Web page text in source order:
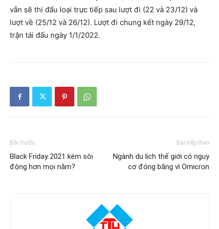
vẫn sẽ thi đấu loại trực tiếp sau lượt đi (22 và 23/12) và
lượt về (25/12 và 26/12). Lượt đi chung kết ngày 29/12,
trận tái đấu ngày 1/1/2022.
Bài trước
Black Friday 2021 kém sôi
động hơn mọi năm?
Bài tiếp theo
Ngành du lịch thế giới có nguy
cơ đóng băng vì Omicron